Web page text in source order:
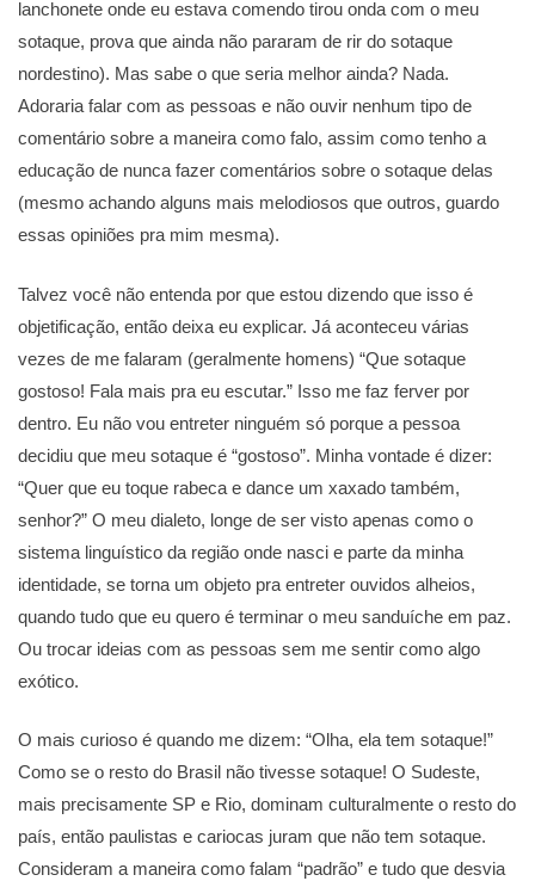
lanchonete onde eu estava comendo tirou onda com o meu
sotaque, prova que ainda não pararam de rir do sotaque
nordestino). Mas sabe o que seria melhor ainda? Nada.
Adoraria falar com as pessoas e não ouvir nenhum tipo de
comentário sobre a maneira como falo, assim como tenho a
educação de nunca fazer comentários sobre o sotaque delas
(mesmo achando alguns mais melodiosos que outros, guardo
essas opiniões pra mim mesma).
Talvez você não entenda por que estou dizendo que isso é
objetificação, então deixa eu explicar. Já aconteceu várias
vezes de me falaram (geralmente homens) “Que sotaque
gostoso! Fala mais pra eu escutar.” Isso me faz ferver por
dentro. Eu não vou entreter ninguém só porque a pessoa
decidiu que meu sotaque é “gostoso”. Minha vontade é dizer:
“Quer que eu toque rabeca e dance um xaxado também,
senhor?” O meu dialeto, longe de ser visto apenas como o
sistema linguístico da região onde nasci e parte da minha
identidade, se torna um objeto pra entreter ouvidos alheios,
quando tudo que eu quero é terminar o meu sanduíche em paz.
Ou trocar ideias com as pessoas sem me sentir como algo
exótico.
O mais curioso é quando me dizem: “Olha, ela tem sotaque!”
Como se o resto do Brasil não tivesse sotaque! O Sudeste,
mais precisamente SP e Rio, dominam culturalmente o resto do
país, então paulistas e cariocas juram que não tem sotaque.
Consideram a maneira como falam “padrão” e tudo que desvia